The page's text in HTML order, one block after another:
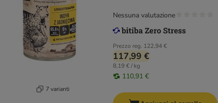
7 varianti
Prezzo reg. 122,94 €
117,99 €
8,19 € / kg
110,91 €
Nessuna valutazione